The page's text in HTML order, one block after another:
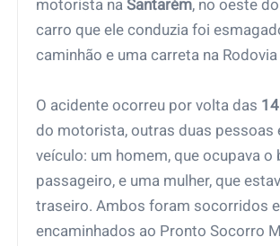
motorista naSantarém, no oeste
carro que ele conduzia foi
caminhão e uma carreta na Rodovia
O acidente ocorreu por volta das
do motorista, outras duas pessoas
veículo: um homem, que ocupava o
passageiro, e uma mulher, que
traseiro. Ambos foram socorridos e
encaminhados ao Pronto Socorro